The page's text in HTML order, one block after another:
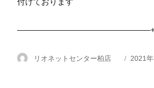
投
リオネットセンター柏店
投
2021